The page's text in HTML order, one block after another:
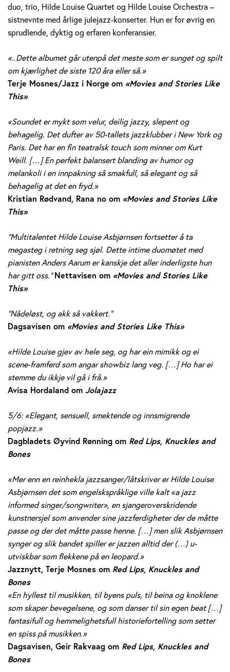
duo, trio, Hilde Louise Quartet og Hilde Louise Orchestra –
sistnevnte med årlige julejazz-konserter. Hun er for øvrig en
sprudlende, dyktig og erfaren konferansier.
«..Dette albumet går utenpå det meste som er sunget og spilt
om kjærlighet de siste 120 åra eller så.»
Terje Mosnes/Jazz i Norge om «Movies and Stories Like
This»
«Soundet er mykt som velur, deilig jazzy, slepent og
behagelig. Det dufter av 50-tallets jazzklubber i New York og
Paris. Det har en fin teatralsk touch som minner om Kurt
Weill. […] En perfekt balansert blanding av humor og
melankoli i en innpakning så smakfull, så elegant og så
behagelig at det en fryd.»
Kristian Rødvand, Rana no om «Movies and Stories Like
This»
”Multitalentet Hilde Louise Asbjørnsen fortsetter å ta
megasteg i retning seg sjøl. Dette intime duomøtet med
pianisten Anders Aarum er kanskje det aller inderligste hun
har gitt oss.”Nettavisen om «Movies and Stories Like
This»
”Nådeløst, og akk så vakkert.”
Dagsavisen om «Movies and Stories Like This»
«Hilde Louise gjev av hele seg, og har ein mimikk og ei
scene-framferd som angar showbiz lang veg. […] Ho har ei
stemme du ikkje vil gå i frå.»
Avisa Hordaland om Jolajazz
5/6: «Elegant, sensuell, smektende og innsmigrende
popjazz.»
Dagbladets Øyvind Rønning om Red Lips, Knuckles and
Bones
«Mer enn en reinhekla jazzsanger/låtskriver er Hilde Louise
Asbjørnsen det som engelskspråklige ville kalt «a jazz
informed singer/songwriter», en sjangeroverskridende
kunstnersjel som anvender sine jazzferdigheter der de måtte
passe og der det måtte passe henne. […] men slik Asbjørnsen
synger og slik bandet spiller er jazzen alltid der (…) u-
utviskbar som flekkene på en leopard.»
Jazznytt, Terje Mosnes om Red Lips, Knuckles and
Bones
«En hyllest til musikken, til byens puls, til beina og knoklene
som skaper bevegelsene, og som danser til sin egen beat […]
fantasifull og hemmelighetsfull historiefortelling som setter
en spiss på musikken.»
Dagsavisen, Geir Rakvaag om Red Lips, Knuckles and
Bones